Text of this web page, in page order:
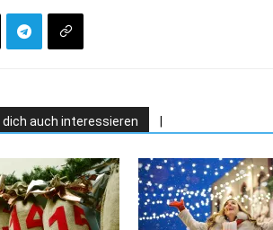
dich auch interessieren